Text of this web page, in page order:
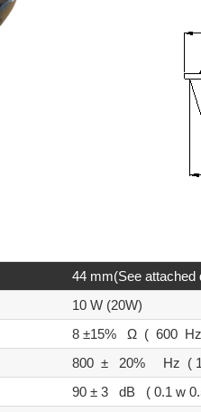
44 mm(See
10 W (20W)
8 ±15% Ω ( 600 Hz
800 ± 20% Hz (
90 ± 3 dB ( 0.1 w